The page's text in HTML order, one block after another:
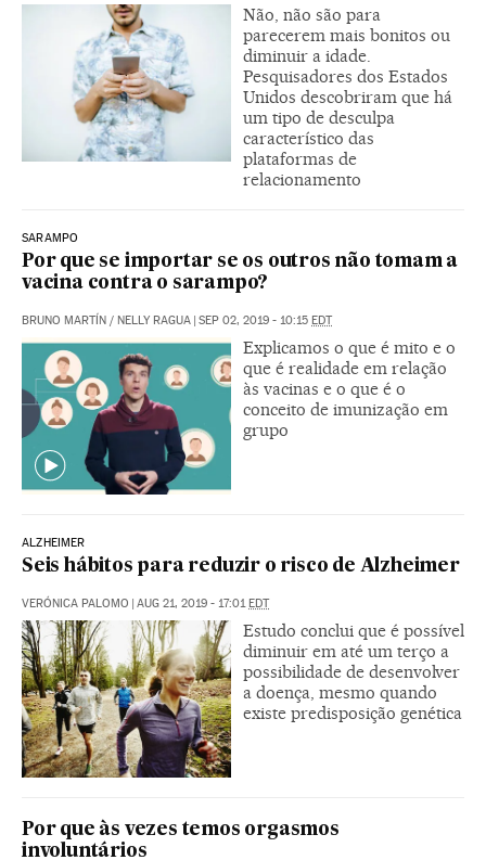
Não, não são para
parecerem mais bonitos ou
diminuir a idade.
Pesquisadores dos Estados
Unidos descobriram que há
um tipo de desculpa
característico das
plataformas de
relacionamento
SARAMPO
Por que se importar se os outros não tomam a
vacina contra o sarampo?
BRUNO MARTÍN / NELLY RAGUA | SEP 02, 2019 - 10:15 EDT
Explicamos o que é mito e o
que é realidade em relação
às vacinas e o que é o
conceito de imunização em
grupo
ALZHEIMER
Seis hábitos para reduzir o risco de Alzheimer
VERÓNICA PALOMO | AUG 21, 2019 - 17:01EDT
Estudo conclui que é possível
diminuir em até um terço a
possibilidade de desenvolver
a doença, mesmo quando
existe predisposição genética
Por que às vezes temos orgasmos
involuntários